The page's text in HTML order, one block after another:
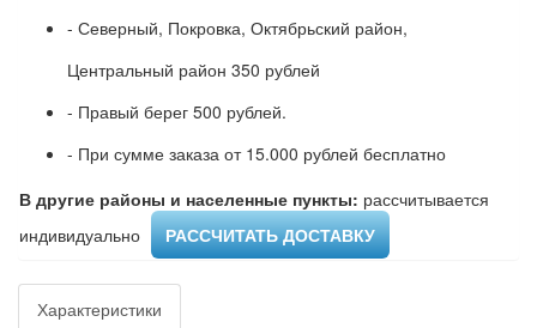
- Северный, Покровка, Октябрьский район,
Центральный район 350 рублей
- Правый берег 500 рублей.
- При сумме заказа от 15.000 рублей бесплатно
В другие районы и населенные пункты: рассчитывается
индивидуально ​
РАССЧИТАТЬ ДОСТАВКУ
Характеристики